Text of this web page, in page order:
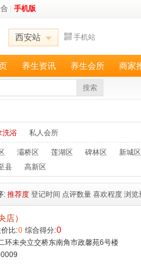
手机版
西安站 手机站
养生资讯 养生会所 商家
搜索
洗浴 私人会所
灞桥区 莲湖区 碑林区
新城区
县 高新区
: 推荐度 登记时间 点评数量 喜欢程度 浏览
店）
比:0 综合得分:0
环未央立交桥东南角市政馨苑6号楼